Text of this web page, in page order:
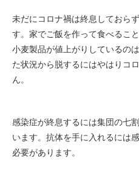
未だにコロナ禍は終息しておら
す。家でご飯を作って食べるこ
小麦製品が値上がりしているの
た状況から脱するにはやはりコ
ん。
感染症が終息するには集団の七
います。抗体を手に入れるには
必要があります。